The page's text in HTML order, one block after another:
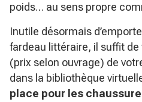
poids… au sens propre
Inutile désormais
fardeau littéraire, il suffit
(prix selon ouvrage) de
dans la bibliothèque
place pour les